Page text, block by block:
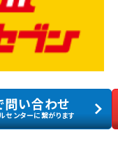
問い合わせ
ンターに繋がります